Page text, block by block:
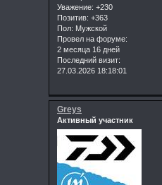
Уважение: +230
Позитив: +363
Пол: Мужской
Провел на форуме:
2 месяца 16 дней
Последний визит:
27.03.2026 18:18:01
Greys
Активный участник